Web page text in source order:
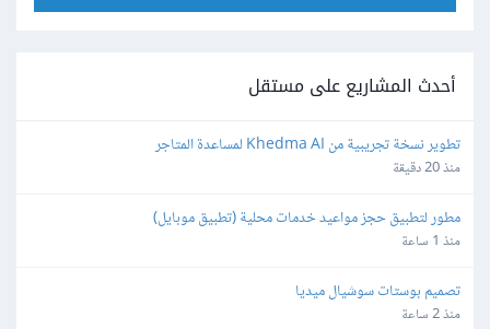
أحدث المشاريع على مستقل
تطوير نسخة تجريبية من Khedma AI لمساعدة المتاجر
منذ 20 دقيقة
مطور لتطبيق حجز مواعيد خدمات محلية (تطبيق موبايل)
منذ 1 ساعة
تصميم بوستات سوشيال ميديا
منذ 2 ساعة